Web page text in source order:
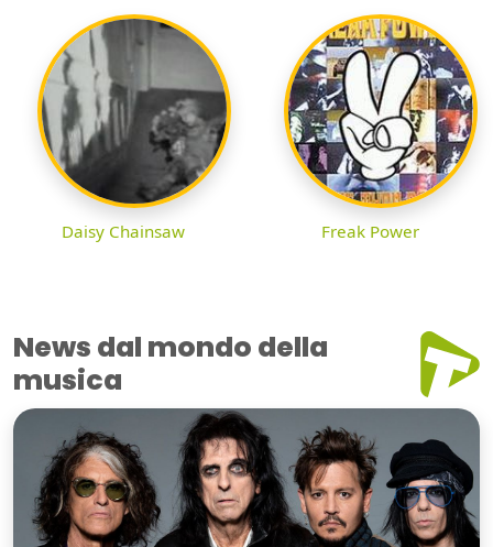
Daisy Chainsaw Freak Power
News dal mondo della
musica